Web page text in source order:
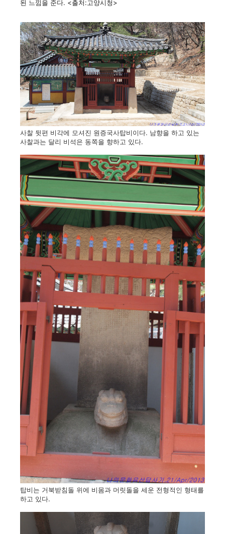
된 느낌을 준다. <출처:고양시청>
사찰 뒷편 비각에 모셔진 원증국사탑비이다. 남향을 하고 있는
사찰과는 달리 비석은 동쪽을 향하고 있다.
탑비는 거북받침돌 위에 비몸과 머릿돌을 세운 전형적인 형태를
하고 있다.